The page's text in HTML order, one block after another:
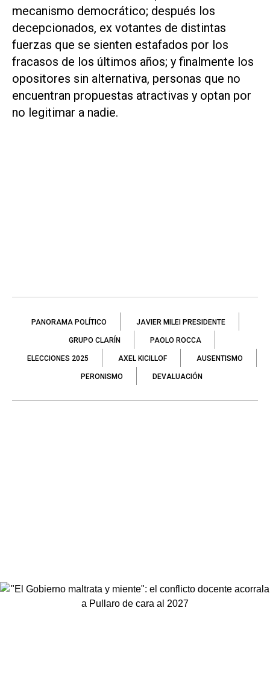
mecanismo democrático; después los
decepcionados, ex votantes de distintas
fuerzas que se sienten estafados por los
fracasos de los últimos años; y finalmente los
opositores sin alternativa, personas que no
encuentran propuestas atractivas y optan por
no legitimar a nadie.
PANORAMA POLÍTICO JAVIER MILEI PRESIDENTE
GRUPO CLARÍN PAOLO ROCCA
ELECCIONES 2025 AXEL KICILLOF AUSENTISMO
PERONISMO DEVALUACIÓN